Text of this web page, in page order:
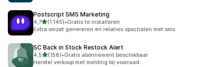
Postscript SMS Marketing
4,7van 5 sterren
(1.145)
1145 recensies in totaal
•Gratis te installeren
Extra omzet genereren en relaties opschalen met sms
SC Back in Stock Restock Alert
4,5van 5 sterren
(158)
158 recensies in totaal
•Gratis abonnement beschikbaar
Herstel verkoop met melding bij voorraad.